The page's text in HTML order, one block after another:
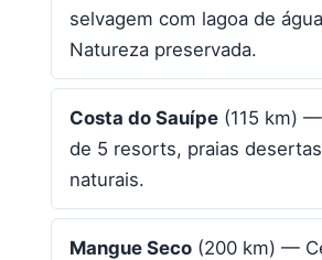
selvagem com lagoa de
Natureza preservada.
Costa do Sauípe (115 km)
de 5 resorts, praias
naturais.
Mangue Seco (200 km) —